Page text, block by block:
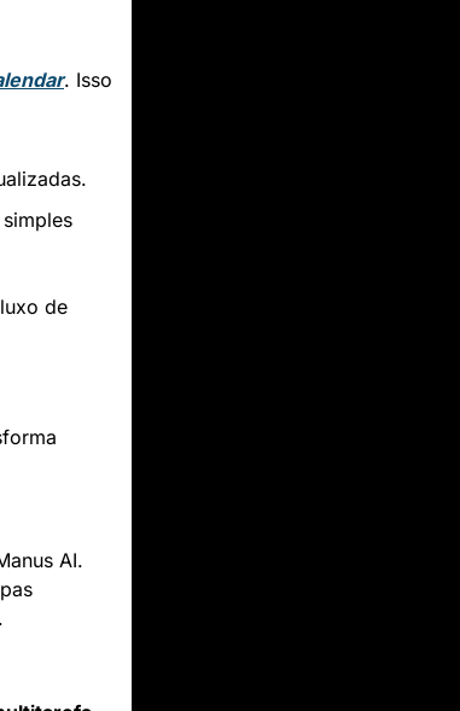
. Isso
de
AI.